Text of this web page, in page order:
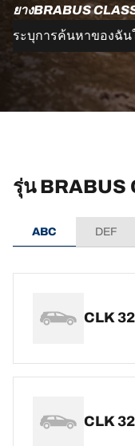
ยางBRABUS
ระบุการค้นหาของฉัน
รุ่น BRABUS
ABC DEF
CLK
CLK